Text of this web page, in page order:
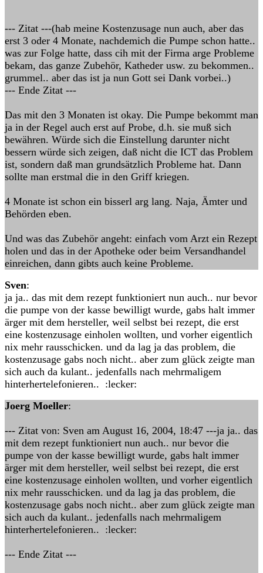
--- Zitat ---(hab meine Kostenzusage nun auch, aber das
erst 3 oder 4 Monate, nachdemich die Pumpe schon hatte..
was zur Folge hatte, dass cih mit der Firma arge Probleme
bekam, das ganze Zubehör, Katheder usw. zu bekommen..
grummel.. aber das ist ja nun Gott sei Dank vorbei..)
--- Ende Zitat ---
Das mit den 3 Monaten ist okay. Die Pumpe bekommt man
ja in der Regel auch erst auf Probe, d.h. sie muß sich
bewähren. Würde sich die Einstellung darunter nicht
bessern würde sich zeigen, daß nicht die ICT das Problem
ist, sondern daß man grundsätzlich Probleme hat. Dann
sollte man erstmal die in den Griff kriegen.
4 Monate ist schon ein bisserl arg lang. Naja, Ämter und
Behörden eben.
Und was das Zubehör angeht: einfach vom Arzt ein Rezept
holen und das in der Apotheke oder beim Versandhandel
einreichen, dann gibts auch keine Probleme.
Sven:
ja ja.. das mit dem rezept funktioniert nun auch.. nur bevor
die pumpe von der kasse bewilligt wurde, gabs halt immer
ärger mit dem hersteller, weil selbst bei rezept, die erst
eine kostenzusage einholen wollten, und vorher eigentlich
nix mehr rausschicken. und da lag ja das problem, die
kostenzusage gabs noch nicht.. aber zum glück zeigte man
sich auch da kulant.. jedenfalls nach mehrmaligem
hinterhertelefonieren.. :lecker:
Joerg Moeller:
--- Zitat von: Sven am August 16, 2004, 18:47 ---ja ja.. das
mit dem rezept funktioniert nun auch.. nur bevor die
pumpe von der kasse bewilligt wurde, gabs halt immer
ärger mit dem hersteller, weil selbst bei rezept, die erst
eine kostenzusage einholen wollten, und vorher eigentlich
nix mehr rausschicken. und da lag ja das problem, die
kostenzusage gabs noch nicht.. aber zum glück zeigte man
sich auch da kulant.. jedenfalls nach mehrmaligem
hinterhertelefonieren.. :lecker:
--- Ende Zitat ---